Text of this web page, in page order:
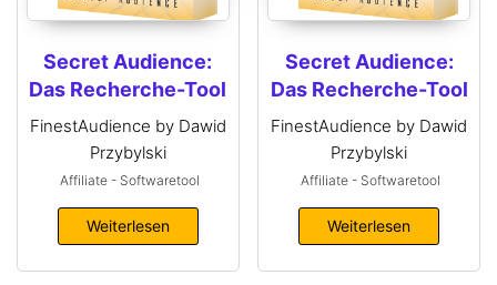
Secret Audience:
Das Recherche-Tool
FinestAudience by Dawid
Przybylski
Affiliate - Softwaretool
Weiterlesen
Secret Audience:
Das Recherche-Tool
FinestAudience by Dawid
Przybylski
Affiliate - Softwaretool
Weiterlesen